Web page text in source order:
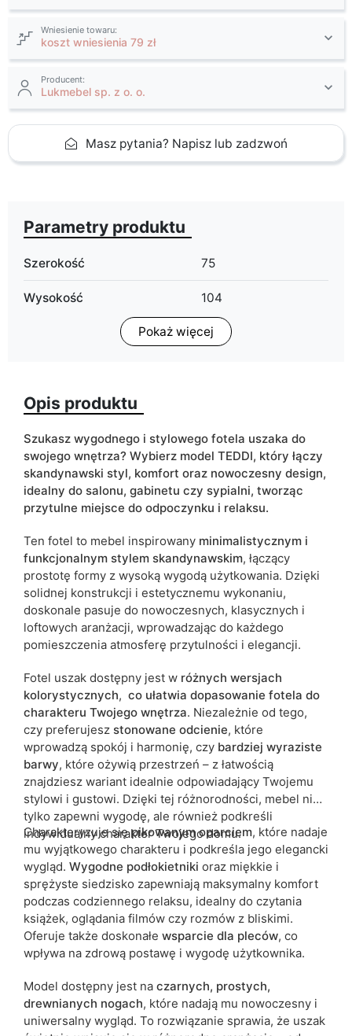
Wniesienie towaru:
koszt wniesienia 79 zł
Producent:
Lukmebel sp. z o. o.
Masz pytania? Napisz lub zadzwoń
Parametry produktu
Szerokość 75
Wysokość 104
85
zielony
ean13 5905723967874
Termin dostawy: 17 dni roboczych
możliwe są tolerancje wymiarowe na poziomie +/- 2–3 cm.
Pokaż więcej
Opis produktu
Szukasz wygodnego i stylowego fotela uszaka do
swojego wnętrza? Wybierz model TEDDI, który łączy
skandynawski styl, komfort oraz nowoczesny design,
idealny do salonu, gabinetu czy sypialni, tworząc
przytulne miejsce do odpoczynku i relaksu.
Ten fotel to mebel inspirowany minimalistycznym i
funkcjonalnym stylem skandynawskim, łączący
prostotę formy z wysoką wygodą użytkowania. Dzięki
solidnej konstrukcji i estetycznemu wykonaniu,
doskonale pasuje do nowoczesnych, klasycznych i
loftowych aranżacji, wprowadzając do każdego
pomieszczenia atmosferę przytulności i elegancji.
Fotel uszak dostępny jest w różnych wersjach
kolorystycznych, co ułatwia dopasowanie fotela do
charakteru Twojego wnętrza. Niezależnie od tego,
czy preferujesz stonowane odcienie, które
wprowadzą spokój i harmonię, czy bardziej wyraziste
barwy, które ożywią przestrzeń – z łatwością
znajdziesz wariant idealnie odpowiadający Twojemu
stylowi i gustowi. Dzięki tej różnorodności, mebel nie
tylko zapewni wygodę, ale również podkreśli
indywidualny charakter Twojego domu.
Charakteryzuje siępikowanym oparciem, które nadaje
mu wyjątkowego charakteru i podkreśla jego elegancki
wygląd. Wygodne podłokietniki oraz miękkie i
sprężyste siedzisko zapewniają maksymalny komfort
podczas codziennego relaksu, idealny do czytania
książek, oglądania filmów czy rozmów z bliskimi.
Oferuje także doskonałe wsparcie dla pleców, co
wpływa na zdrową postawę i wygodę użytkownika.
Model dostępny jest na czarnych, prostych,
drewnianych nogach, które nadają mu nowoczesny i
uniwersalny wygląd. To rozwiązanie sprawia, że uszak